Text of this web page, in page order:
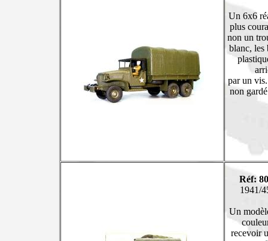
Un 6x6
plus
non un
blanc, les
par un
non
Réf:
1941/
Un
recevoir